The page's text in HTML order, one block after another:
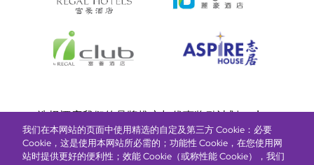
Bottom
menu
选择酒店我们的品牌推广与优惠奖励计划e-shop
管理层简介
我们在本网站的页面中使用精选的自定及第三方 Cookie：必要
Cookie，这是使用本网站所必需的；功能性 Cookie，在您使用网
站时提供更好的便利性；效能 Cookie（或称性能 Cookie），我们